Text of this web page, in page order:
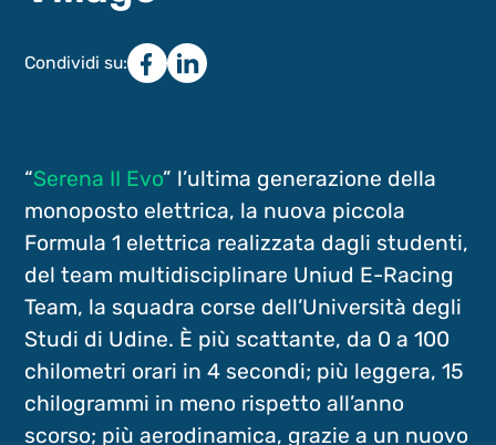
Condividi su:
“Serena II Evo” l’ultima generazione della
monoposto elettrica, la nuova piccola
Formula 1 elettrica realizzata dagli studenti,
del team multidisciplinare Uniud E-Racing
Team, la squadra corse dell’Università degli
Studi di Udine. È più scattante, da 0 a 100
chilometri orari in 4 secondi; più leggera, 15
chilogrammi in meno rispetto all’anno
scorso; più aerodinamica, grazie a un nuovo